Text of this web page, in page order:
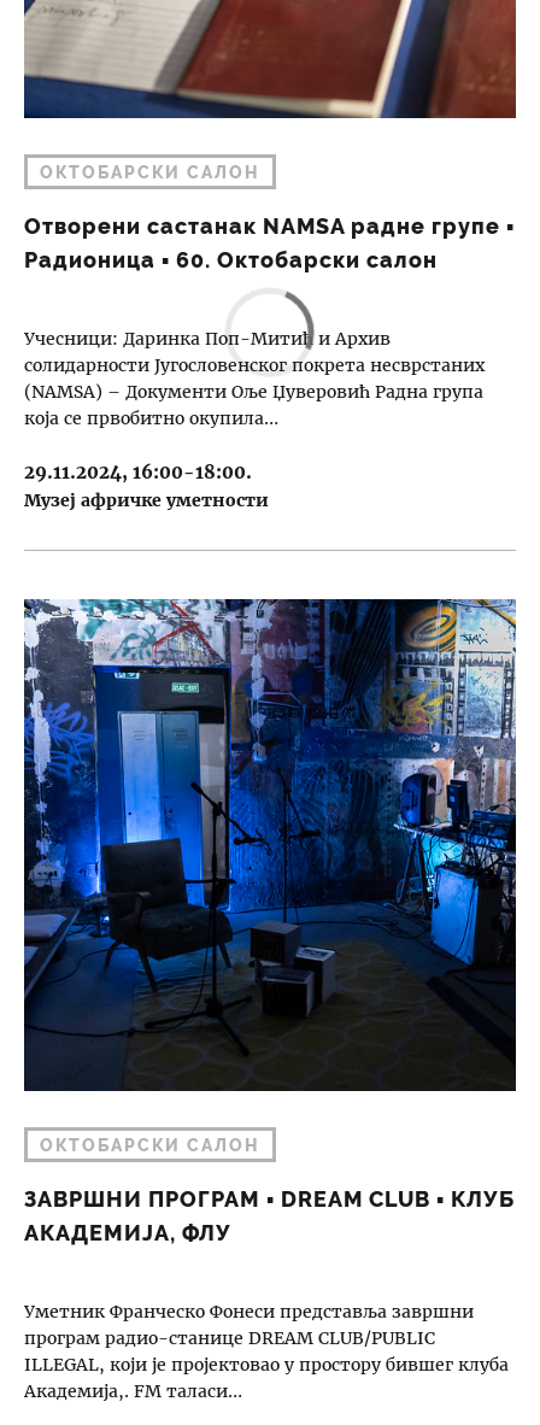
ОКТОБАРСКИ САЛОН
Отворени састанак NAMSA радне групе ▪︎
Радионица ▪︎ 60. Октобарски салон
Учесници: Даринка Поп-Митић и Архив
солидарности Југословенског покрета несврстаних
(NAMSA) – Документи Оље Џуверовић Радна група
која се првобитно окупила…
29.11.2024, 16:00-18:00.
Музеј афричке уметности
ОКТОБАРСКИ САЛОН
ЗАВРШНИ ПРОГРАМ ▪︎ DREAM CLUB ▪︎ КЛУБ
АКАДЕМИЈА, ФЛУ
Уметник Франческо Фонеси представљa завршни
програм радио-станице DREAM CLUB/PUBLIC
ILLEGAL, који је пројектовао у простору бившег клуба
Академија,. FM таласи…